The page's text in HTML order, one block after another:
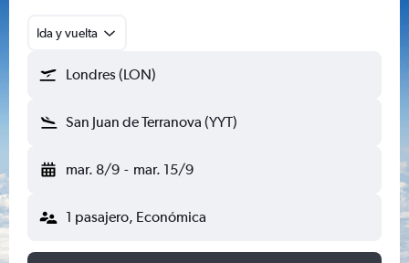
Ida y vuelta
Londres (LON)
San Juan de Terranova (YYT)
mar. 8/9 - mar. 15/9
1 pasajero, Económica